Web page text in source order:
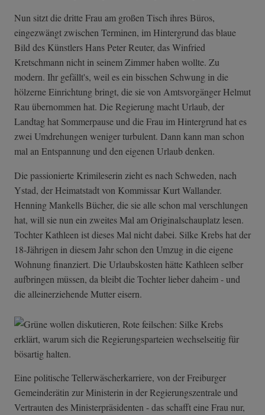
Nun sitzt die dritte Frau am großen Tisch ihres Büros,
eingezwängt zwischen Terminen, im Hintergrund das blaue
Bild des Künstlers Hans Peter Reuter, das Winfried
Kretschmann nicht in seinem Zimmer haben wollte. Zu
modern. Ihr gefällt's, weil es ein bisschen Schwung in die
hölzerne Einrichtung bringt, die sie von Amtsvorgänger Helmut
Rau übernommen hat. Die Regierung macht Urlaub, der
Landtag hat Sommerpause und die Frau im Hintergrund hat es
zwei Umdrehungen weniger turbulent. Dann kann man schon
mal an Entspannung und den eigenen Urlaub denken.
Die passionierte Krimileserin zieht es nach Schweden, nach
Ystad, der Heimatstadt von Kommissar Kurt Wallander.
Henning Mankells Bücher, die sie alle schon mal verschlungen
hat, will sie nun ein zweites Mal am Originalschauplatz lesen.
Tochter Kathleen ist dieses Mal nicht dabei. Silke Krebs hat der
18-Jährigen in diesem Jahr schon den Umzug in die eigene
Wohnung finanziert. Die Urlaubskosten hätte Kathleen selber
aufbringen müssen, da bleibt die Tochter lieber daheim - und
die alleinerziehende Mutter eisern.
Eine politische Tellerwäscherkarriere, von der Freiburger
Gemeinderätin zur Ministerin in der Regierungszentrale und
Vertrauten des Ministerpräsidenten - das schafft eine Frau nur,